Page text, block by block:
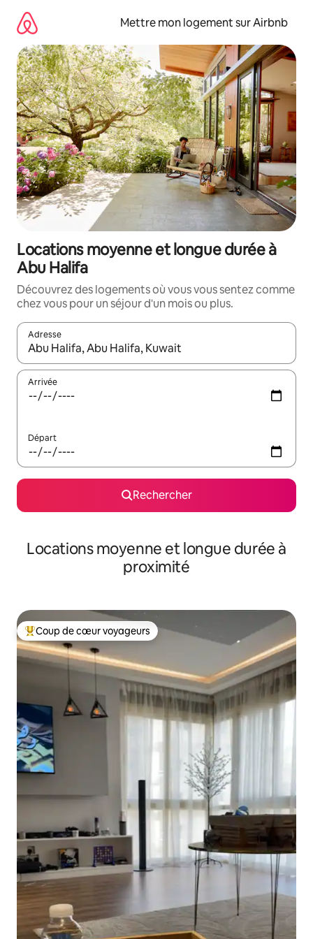
directement
contenu
Mettre mon logement sur Airbnb
Locations moyenne et longue durée à
Abu Halifa
Découvrez des logements où vous vous sentez comme
chez vous pour un séjour d'un mois ou plus.
Adresse
Lorsque les résultats s'affichent, utilisez les flèches vers le
Arrivée
Départ
Rechercher
Locations moyenne et longue durée à
proximité
Coups de cœur voyageurs les plus appréciés
Coup de cœur voyageurs